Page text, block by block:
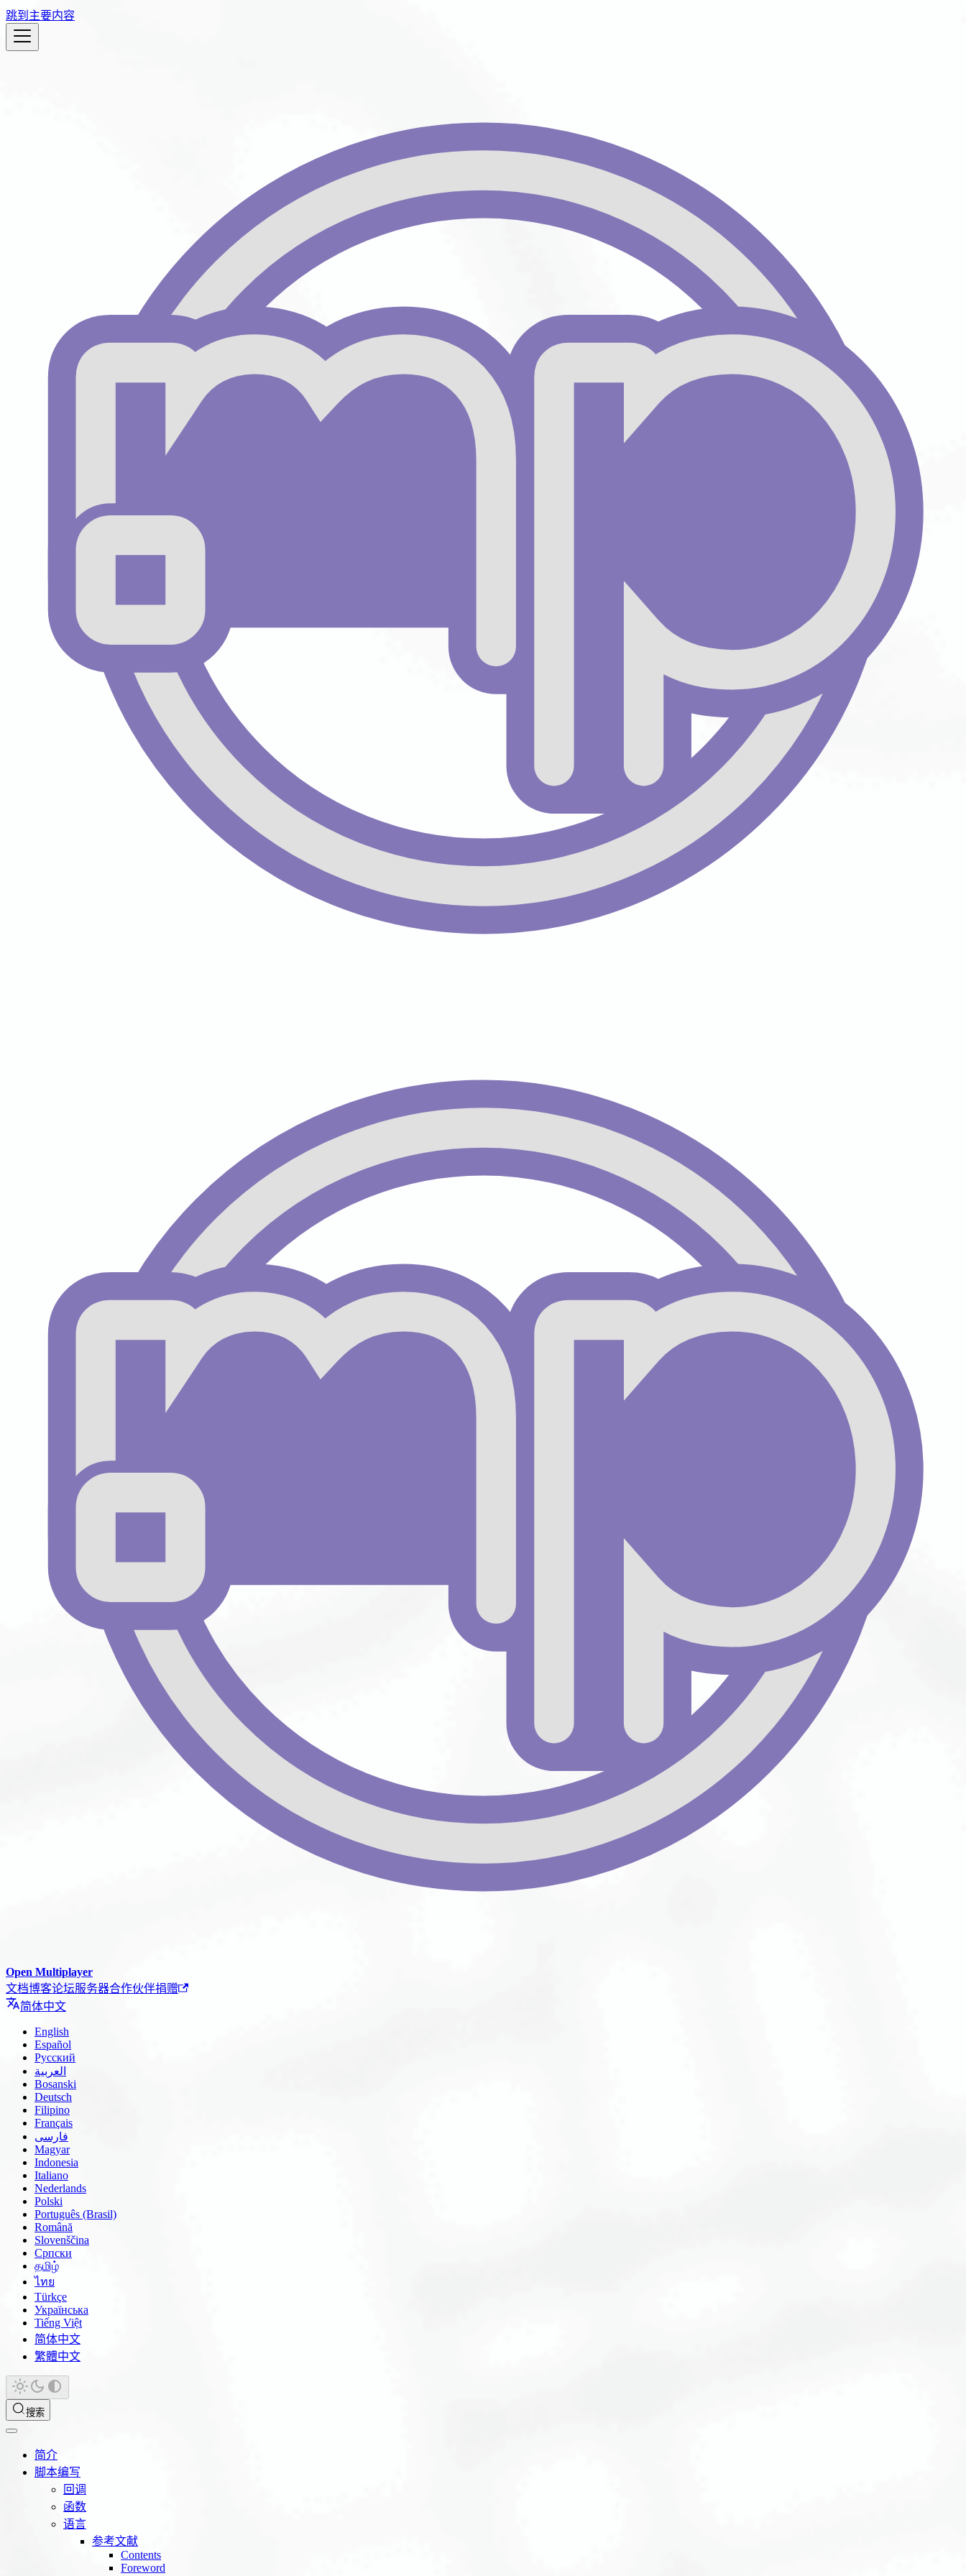
跳到主要内容
Open Multiplayer
文档博客论坛服务器合作伙伴捐赠
简体中文
English
Español
Русский
العربية
Bosanski
Deutsch
Filipino
Français
فارسی
Magyar
Indonesia
Italiano
Nederlands
Polski
Português (Brasil)
Română
Slovenščina
Српски
தமிழ்
ไทย
Türkçe
Українська
Tiếng Việt
简体中文
繁體中文
搜索
简介
脚本编写
回调
函数
语言
参考文献
Contents
Foreword